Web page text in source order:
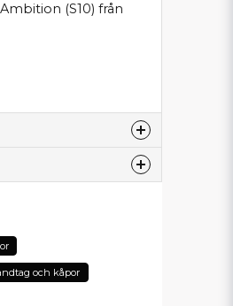
(S10) från
och kåpor